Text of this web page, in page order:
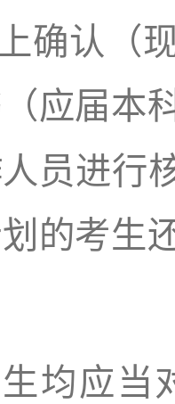
确认（
应届本
员进行
的考生
均应当